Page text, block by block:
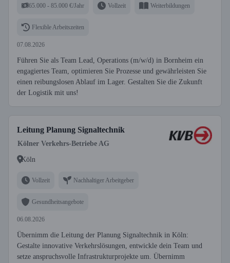
65.000 - 85.000 €/Jahr Vollzeit Weiterbildungen
Flexible Arbeitszeiten
07.08.2026
Führen Sie als Team Lead, Operations (m/w/d) in Bornheim ein
engagiertes Team, optimieren Sie Prozesse und gewährleisten Sie
einen reibungslosen Ablauf im Lager. Gestalten Sie die Zukunft
der Logistik mit uns!
Leitung Planung Signaltechnik
Kölner Verkehrs-Betriebe AG
Köln
Vollzeit Nachhaltiger Arbeitgeber
Gesundheitsangebote
06.08.2026
Übernimm die Leitung der Planung Signaltechnik in Köln:
Gestalte innovative Verkehrslösungen, entwickle dein Team und
setze anspruchsvolle Infrastrukturprojekte um. Übernimm